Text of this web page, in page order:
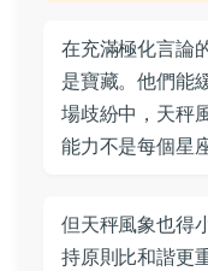
在充滿極化言論
是寶藏。他們能
場歧紛中，天秤
能力不是每個星
但天秤風象也得
持原則比和諧更